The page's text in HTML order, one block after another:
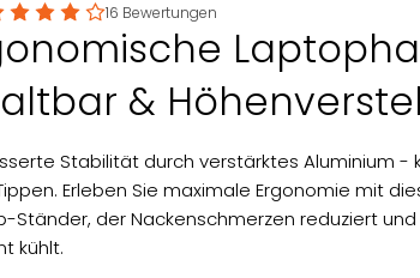
16 Bewertungen
&
Stabilität durch verstärktes Aluminium -
Erleben Sie maximale Ergonomie mit
Ständer, der Nackenschmerzen reduziert
kühlt.